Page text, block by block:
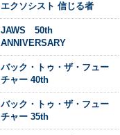
エクソシスト 信じる者
JAWS 50th
ANNIVERSARY
バック・トゥ・ザ・フュー
チャー 40th
バック・トゥ・ザ・フュー
チャー 35th